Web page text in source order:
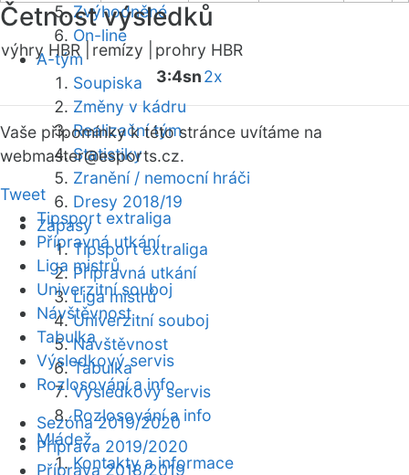
Zvýhodněné
On-line
A-tým
Soupiska
Změny v kádru
Realizační tým
Statistiky
Zranění / nemocní hráči
Dresy 2018/19
Zápasy
Tipsport extraliga
Přípravná utkání
Liga mistrů
Univerzitní souboj
Návštěvnost
Tabulka
Výsledkový servis
Rozlosování a info
Mládež
Kontakty a informace
Četnost výsledků
výhry HBR | remízy |
prohry HBR
3:4sn2x
Vaše připomínky k této stránce uvítáme na
webmaster@esports.cz.
Tweet
Tipsport extraliga
Přípravná utkání
Liga mistrů
Univerzitní souboj
Návštěvnost
Tabulka
Výsledkový servis
Rozlosování a info
Sezóna 2019/2020
Příprava 2019/2020
Příprava 2018/2019